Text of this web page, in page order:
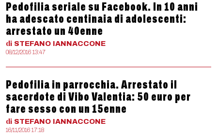
Pedofilia seriale su Facebook. In 10 anni
ha adescato centinaia di adolescenti:
arrestato un 40enne
di STEFANO IANNACCONE
08/12/2016 13:47
Pedofilia in parrocchia. Arrestato il
sacerdote di Vibo Valentia: 50 euro per
fare sesso con un 15enne
di STEFANO IANNACCONE
16/11/2016 17:18